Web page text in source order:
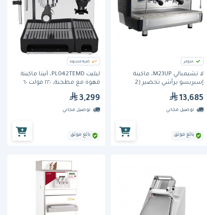
متوفر
لا تشيمبالي M23UP، ماكينة
إسبريسو برأسَي تحضير (2
13,685
توصيل مجاني
بائع موثق
كمية محدودة
ليليت PL042TEMD، أنيتا ماكينة
قهوة مع مطحنة، ٢٢٠ فولت ٦٠
3,299
توصيل مجاني
بائع موثق